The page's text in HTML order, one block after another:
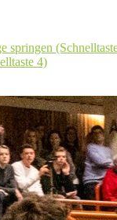
springen
4)